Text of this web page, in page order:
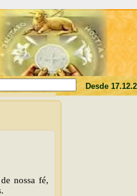
o seu sangue, não tereis a vida
Desde
nossa fé,